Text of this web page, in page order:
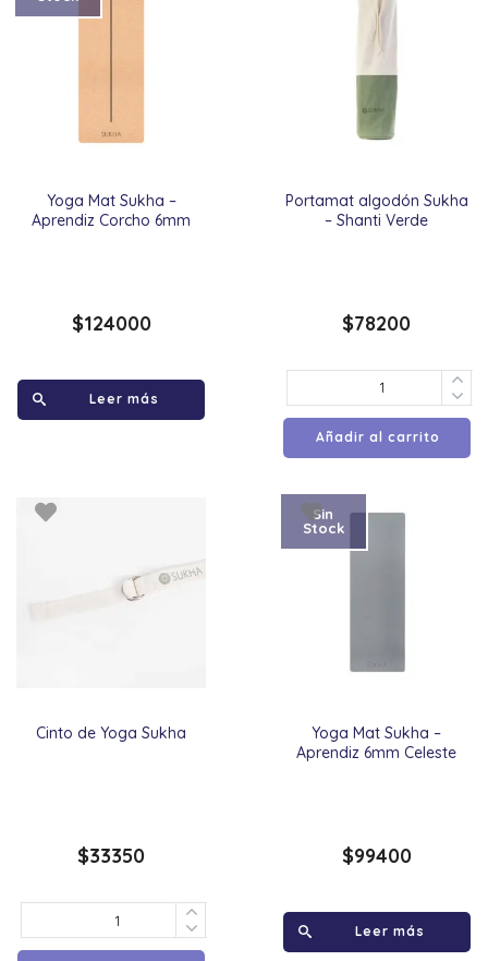
Yoga Mat Sukha –
Aprendiz Corcho 6mm
$124000
Leer más
Portamat algodón Sukha
– Shanti Verde
$78200
Añadir al carrito
Cinto de Yoga Sukha
$33350
Yoga Mat Sukha –
Aprendiz 6mm Celeste
Sin
Stock
$99400
Leer más